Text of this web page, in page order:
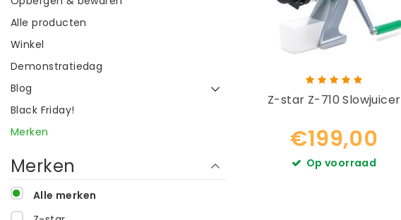
Alle producten
Winkel
Demonstratiedag
Blog
Black Friday!
Merken
Merken
Alle merken
Z-star Z-710 Slowjuicer
€199,00
Op voorraad